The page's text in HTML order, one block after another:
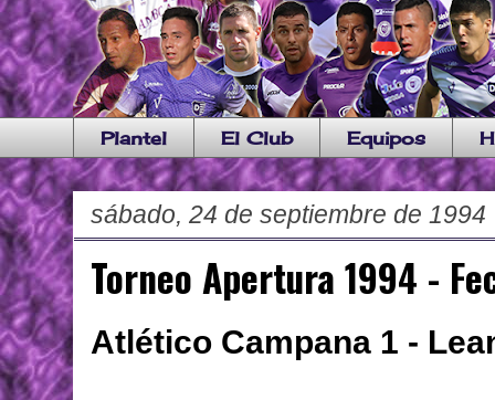
Plantel El Club Equipos
sábado, 24 de septiembre de 1994
Torneo Apertura 1994 -
Atlético Campana 1 -